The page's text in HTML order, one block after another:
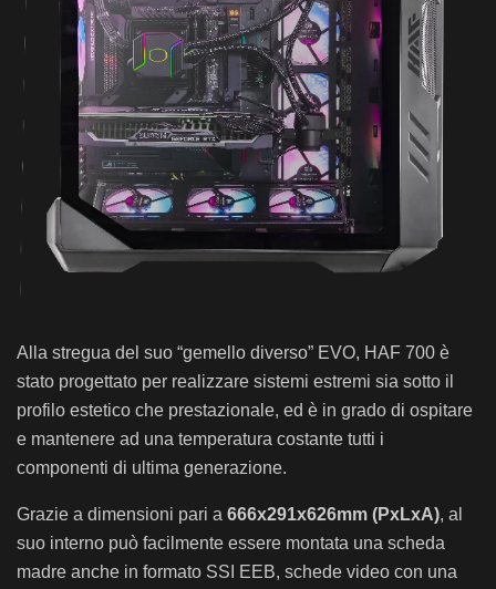
Alla stregua del suo “gemello diverso” EVO, HAF 700 è
stato progettato per realizzare sistemi estremi sia sotto il
profilo estetico che prestazionale, ed è in grado di ospitare
e mantenere ad una temperatura costante tutti i
componenti di ultima generazione.
Grazie a dimensioni pari a 666x291x626mm (PxLxA), al
suo interno può facilmente essere montata una scheda
madre anche in formato SSI EEB, schede video con una